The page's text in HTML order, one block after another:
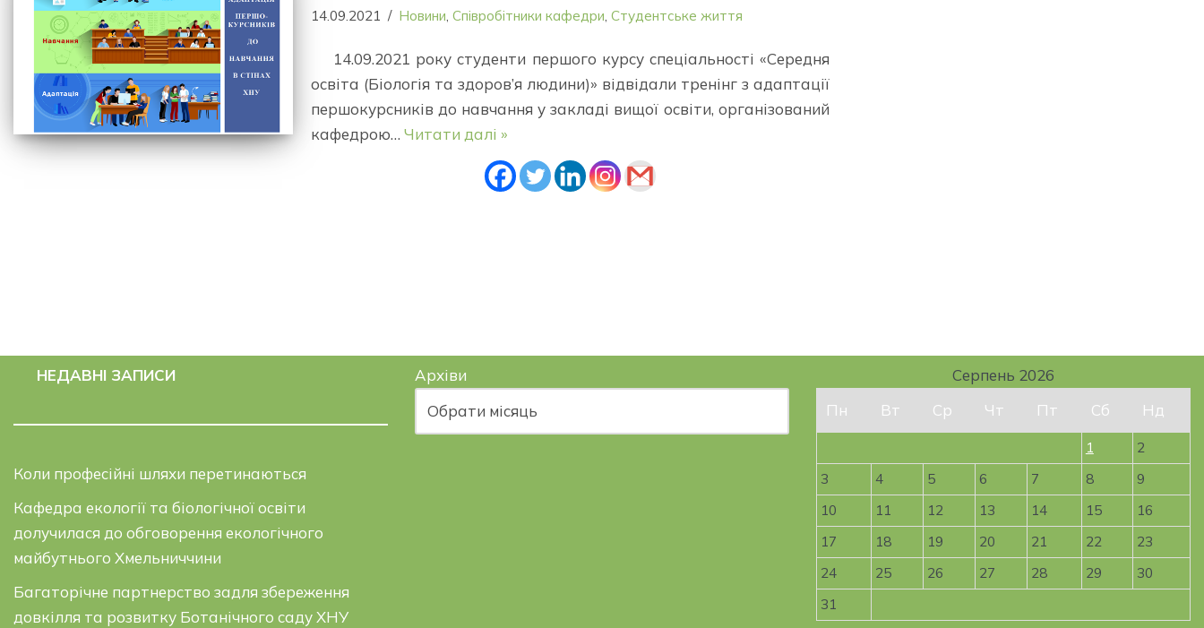
14.09.2021 Новини, Співробітники кафедри, Студентське життя
14.09.2021 року студенти першого курсу спеціальності «Середня
освіта (Біологія та здоров’я людини)» відвідали тренінг з адаптації
першокурсників до навчання у закладі вищої освіти, організований
кафедрою… Читати далі »
НЕДАВНІ ЗАПИСИ
Коли професійні шляхи перетинаються
Кафедра екології та біологічної освіти
долучилася до обговорення екологічного
майбутнього Хмельниччини
Багаторічне партнерство задля збереження
довкілля та розвитку Ботанічного саду ХНУ
Архіви
Серпень 2026
Пн
Вт Ср Чт Пт Сб Нд
1
2
3
4 5 6 7 8
9
10
11 12 13 14 15
16
17
18 19 20 21 22
23
24
25 26 27 28 29
30
31